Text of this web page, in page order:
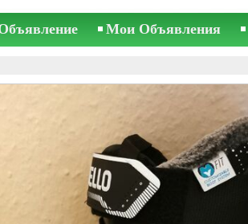
Мои Объявления